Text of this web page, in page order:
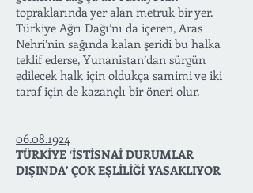
topraklarında yer alan metruk bir yer.
Türkiye Ağrı Dağı’nı da içeren, Aras
Nehri’nin sağında kalan şeridi bu halka
teklif ederse, Yunanistan’dan sürgün
edilecek halk için oldukça samimi ve iki
taraf için de kazançlı bir öneri olur.
06.08.1924
TÜRKİYE ‘İSTİSNAİ DURUMLAR
DIŞINDA’ ÇOK EŞLİLİĞİ YASAKLIYOR